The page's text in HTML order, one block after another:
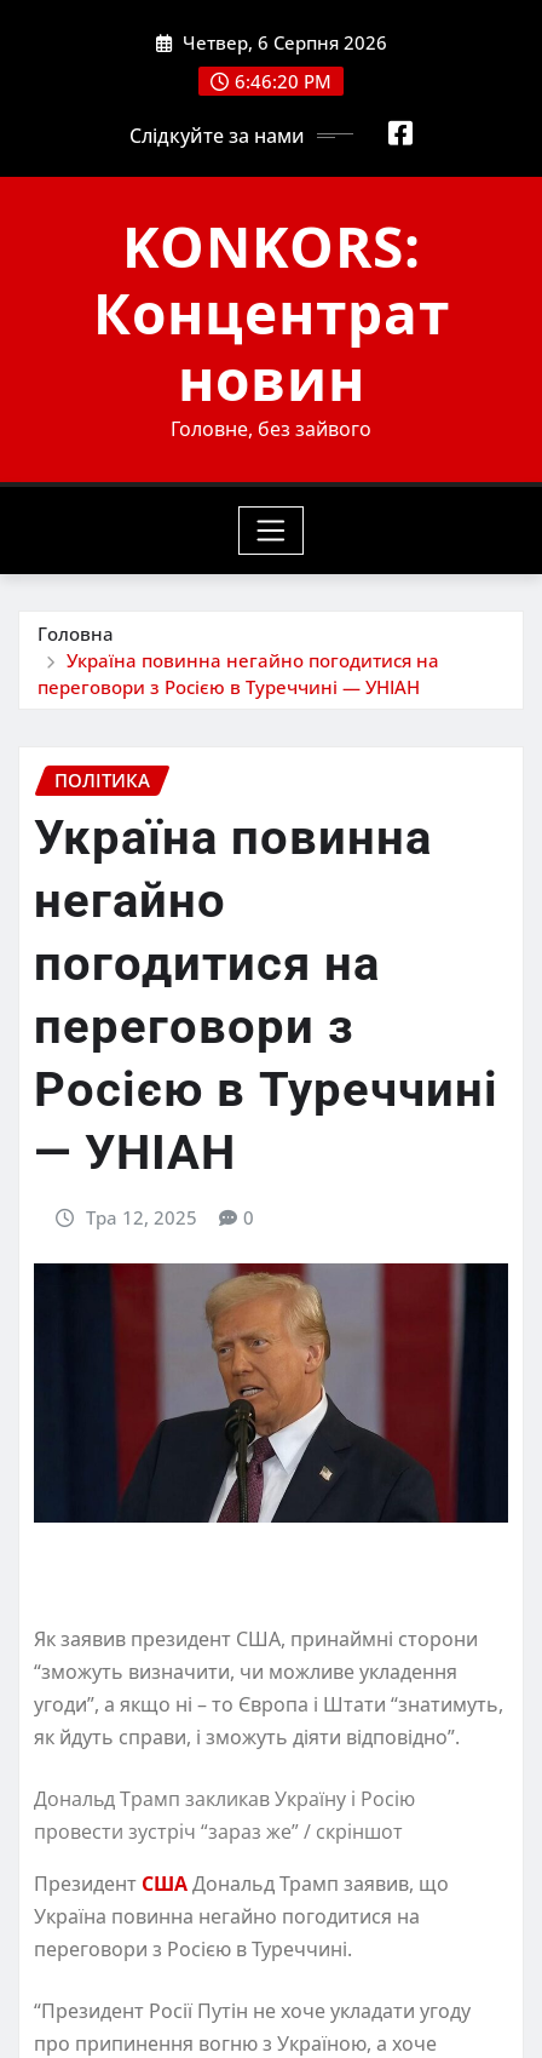
Четвер, 6 Серпня 2026
6:46:21 PM
Слідкуйте за нами
KONKORS:
Концентрат
новин
Головне, без зайвого
Головна
Україна повинна негайно погодитися на
переговори з Росією в Туреччині — УНІАН
ПОЛІТИКА
Україна повинна
негайно
погодитися на
переговори з
Росією в Туреччині
— УНІАН
Тра 12, 2025 0
Як заявив президент США, принаймні сторони
“зможуть визначити, чи можливе укладення
угоди”, а якщо ні – то Європа і Штати “знатимуть,
як йдуть справи, і зможуть діяти відповідно”.
Дональд Трамп закликав Україну і Росію
провести зустріч “зараз же” / скріншот
Президент СШАДональд Трамп заявив, що
Україна повинна негайно погодитися на
переговори з Росією в Туреччині.
“Президент Росії Путін не хоче укладати угоду
про припинення вогню з Україною, а хоче